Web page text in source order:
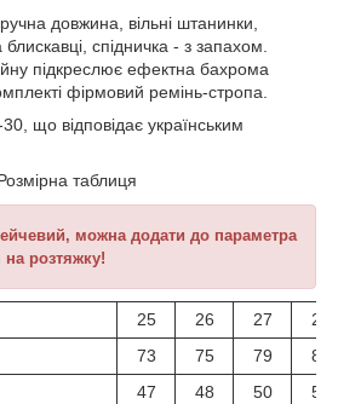
довжина, вільні штанинки,
блискавці, спідничка - з запахом.
підкреслює ефектна бахрома
фірмовий ремінь-стропа.
що відповідає українським
таблиця
можна додати до параметра
розтяжку!
25 26 27
28
73 75 79
80
47 48 50
51